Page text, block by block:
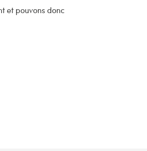
et pouvons donc